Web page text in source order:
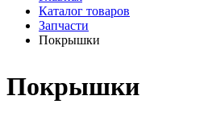
Каталог товаров
Запчасти
Покрышки
Покрышки